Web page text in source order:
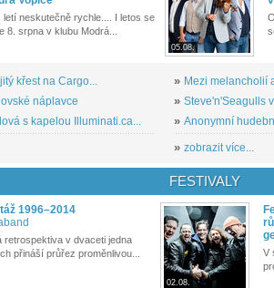
letí neskutečně rychle.... I letos se
8. srpna v klubu Modrá...
křest na Cargo...
náplavce
s kapelou Illuminati.ca...
05.08.
» Mezi melancholií
» Steve'n'Seagulls
» Anonymní
» zobrazit více...
1996–2014
retrospektiva v dvaceti jedna
přináší průřez proměnlivou...
FESTIVALY
02.08.
V